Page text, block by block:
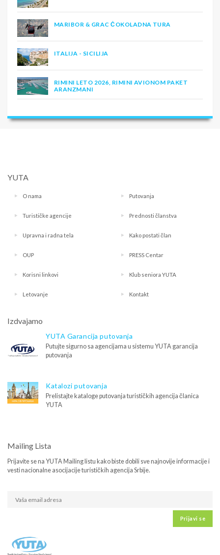
MARIBOR & GRAC ČOKOLADNA TURA
ITALIJA - SICILIJA
RIMINI LETO 2026, RIMINI AVIONOM PAKET
ARANZMANI
YUTA
O nama Putovanja
Turističke agencije Prednosti članstva
Upravna i radna tela Kako postati član
OUP PRESS Centar
Korisni linkovi Klub seniora YUTA
Letovanje Kontakt
Izdvajamo
YUTA Garancija putovanja
Putujte sigurno sa agencijama u sistemu YUTA garancija
putovanja
Katalozi putovanja
Prelistajte kataloge putovanja turističkih agencija članica
YUTA
Mailing Lista
Prijavite se na YUTA Mailing listu kako biste dobili sve najnovije informacije i
vesti nacionalne asocijacije turističkih agencija Srbije.
Prijavi se